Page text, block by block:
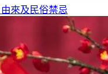
來及民俗禁忌